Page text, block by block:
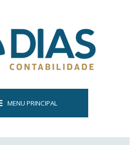
MENU PRINCIPAL